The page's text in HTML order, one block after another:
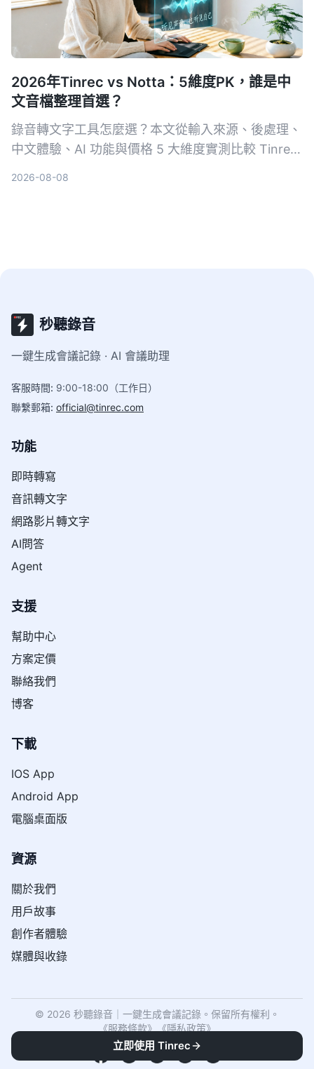
2026年Tinrec vs Notta：5維度PK，誰是中
文音檔整理首選？
錄音轉文字工具怎麼選？本文從輸入來源、後處理、
中文體驗、AI 功能與價格 5 大維度實測比較 Tinrec
2026-08-08
秒聽錄音
一鍵生成會議記錄 · AI 會議助理
客服時間: 9:00-18:00（工作日）
聯繫郵箱: official@tinrec.com
功能
即時轉寫
音訊轉文字
網路影片轉文字
AI問答
Agent
支援
幫助中心
方案定價
聯絡我們
博客
下載
IOS App
Android App
電腦桌面版
資源
關於我們
用戶故事
創作者體驗
媒體與收錄
© 2026 秒聽錄音｜一鍵生成會議記錄。保留所有權利。
《服務條款》 《隱私政策》
立即使用 Tinrec